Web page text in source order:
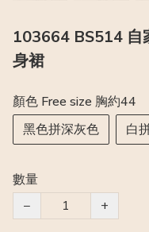
103664 BS514 自
身裙
顏色 Free size 胸約44
黑色拼深灰色
白
數量
−
+